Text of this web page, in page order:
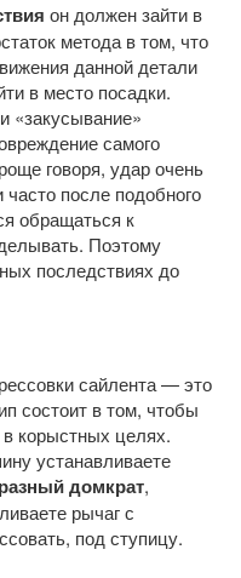
он должен зайти в
метода в том, что
данной детали
в место посадки.
«закусывание»
самого
говоря, удар очень
после подобного
обращаться к
Поэтому
последствиях до
сайлента — это
состоит в том, чтобы
корыстных целях.
устанавливаете
домкрат,
рычаг с
под ступицу.